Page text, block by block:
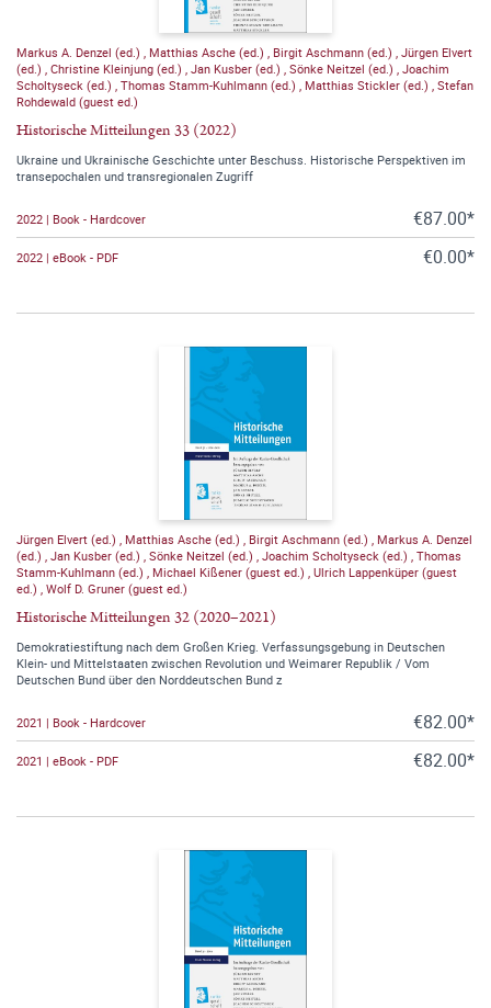
Markus A. Denzel (ed.) , Matthias Asche (ed.) , Birgit Aschmann (ed.) , Jürgen Elvert
(ed.) , Christine Kleinjung (ed.) , Jan Kusber (ed.) , Sönke Neitzel (ed.) , Joachim
Scholtyseck (ed.) , Thomas Stamm-Kuhlmann (ed.) , Matthias Stickler (ed.) , Stefan
Rohdewald (guest ed.)
Historische Mitteilungen 33 (2022)
Ukraine und Ukrainische Geschichte unter Beschuss. Historische Perspektiven im
transepochalen und transregionalen Zugriff
2022 | Book - Hardcover €87.00*
2022 | eBook - PDF €0.00*
Jürgen Elvert (ed.) , Matthias Asche (ed.) , Birgit Aschmann (ed.) , Markus A. Denzel
(ed.) , Jan Kusber (ed.) , Sönke Neitzel (ed.) , Joachim Scholtyseck (ed.) , Thomas
Stamm-Kuhlmann (ed.) , Michael Kißener (guest ed.) , Ulrich Lappenküper (guest
ed.) , Wolf D. Gruner (guest ed.)
Historische Mitteilungen 32 (2020–2021)
Demokratiestiftung nach dem Großen Krieg. Verfassungsgebung in Deutschen
Klein- und Mittelstaaten zwischen Revolution und Weimarer Republik / Vom
Deutschen Bund über den Norddeutschen Bund z
2021 | Book - Hardcover €82.00*
2021 | eBook - PDF €82.00*